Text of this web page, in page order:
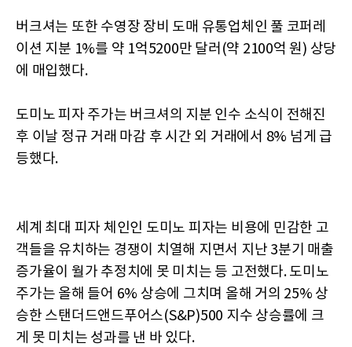
버크셔는 또한 수영장 장비 도매 유통업체인 풀 코퍼레
이션 지분 1%를 약 1억5200만 달러(약 2100억 원) 상당
에 매입했다.
도미노 피자 주가는 버크셔의 지분 인수 소식이 전해진
후 이날 정규 거래 마감 후 시간 외 거래에서 8% 넘게 급
등했다.
세계 최대 피자 체인인 도미노 피자는 비용에 민감한 고
객들을 유치하는 경쟁이 치열해 지면서 지난 3분기 매출
증가율이 월가 추정치에 못 미치는 등 고전했다. 도미노
주가는 올해 들어 6% 상승에 그치며 올해 거의 25% 상
승한 스탠더드앤드푸어스(S&P)500 지수 상승률에 크
게 못 미치는 성과를 낸 바 있다.